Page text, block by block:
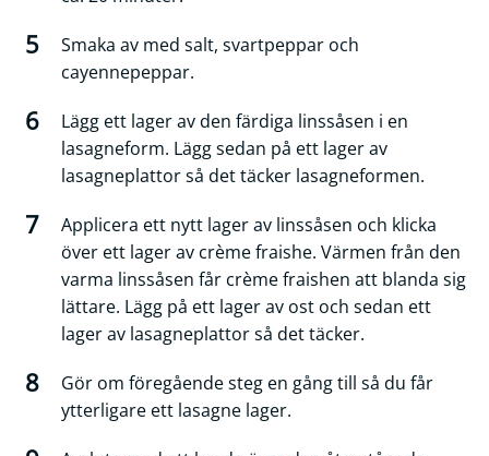
Smaka av med salt, svartpeppar och
cayennepeppar.
Lägg ett lager av den färdiga linssåsen i en
lasagneform. Lägg sedan på ett lager av
lasagneplattor så det täcker lasagneformen.
Applicera ett nytt lager av linssåsen och klicka
över ett lager av crème fraishe. Värmen från den
varma linssåsen får crème fraishen att blanda sig
lättare. Lägg på ett lager av ost och sedan ett
lager av lasagneplattor så det täcker.
Gör om föregående steg en gång till så du får
ytterligare ett lasagne lager.